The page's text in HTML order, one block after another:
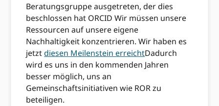
Beratungsgruppe ausgetreten, der dies
beschlossen hat ORCID Wir müssen unsere
Ressourcen auf unsere eigene
Nachhaltigkeit konzentrieren. Wir haben es
jetztdiesen Meilenstein erreichtDadurch
wird es uns in den kommenden Jahren
besser möglich, uns an
Gemeinschaftsinitiativen wie ROR zu
beteiligen.